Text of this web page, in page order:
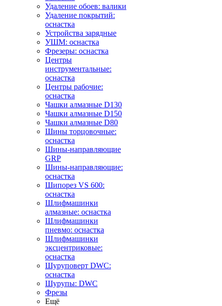
Удаление обоев: валики
Удаление покрытий:
оснастка
Устройства зарядные
УШМ: оснастка
Фрезеры: оснастка
Центры
инструментальные:
оснастка
Центры рабочие:
оснастка
Чашки алмазные D130
Чашки алмазные D150
Чашки алмазные D80
Шины торцовочные:
оснастка
Шины-направляющие
GRP
Шины-направляющие:
оснастка
Шипорез VS 600:
оснастка
Шлифмашинки
алмазные: оснастка
Шлифмашинки
пневмо: оснастка
Шлифмашинки
эксцентриковые:
оснастка
Шуруповерт DWC:
оснастка
Шурупы: DWC
Фрезы
Ещё